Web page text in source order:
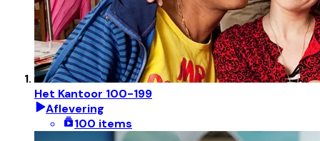
Het Kantoor 100-199
Aflevering
100 items